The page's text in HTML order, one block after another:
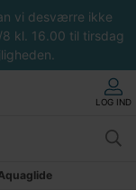
vi desværre ikke
kl. 16.00 til tirsdag
LOG IND